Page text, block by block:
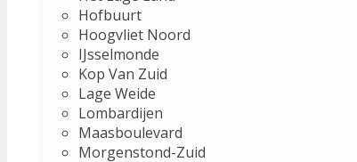
Hofbuurt
Hoogvliet Noord
IJsselmonde
Kop Van Zuid
Lage Weide
Lombardijen
Maasboulevard
Morgenstond-Zuid